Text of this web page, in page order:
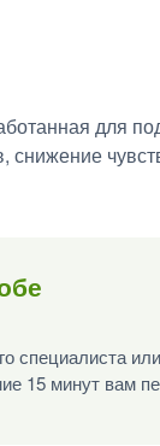
для
15 минут вам